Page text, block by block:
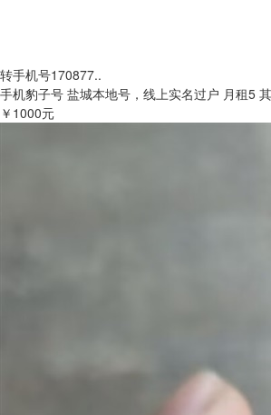
转手机号170877..
手机豹子号 盐城本地号，线上实名过户 月租5
￥1000元